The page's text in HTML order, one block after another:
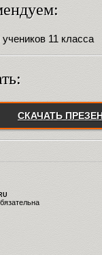
11 класса
СКАЧАТЬ